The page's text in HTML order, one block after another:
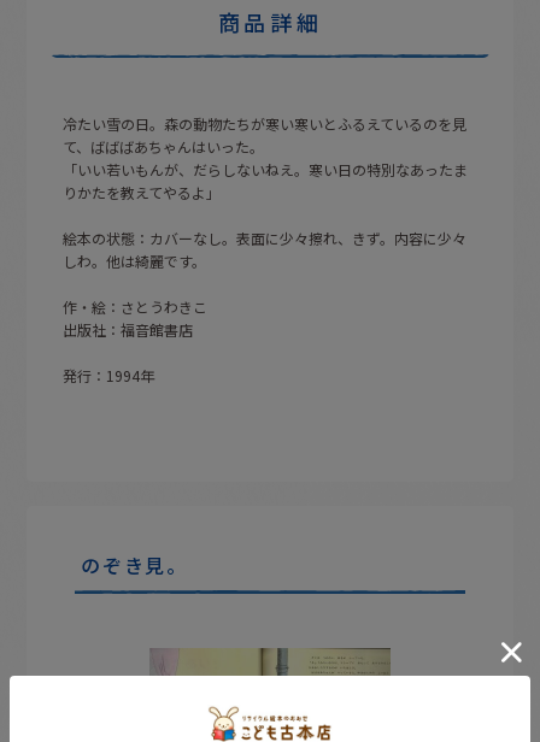
商品詳細
冷たい雪の日。森の動物たちが寒い寒いとふるえているのを見
て、ばばばあちゃんはいった。
「いい若いもんが、だらしないねえ。寒い日の特別なあったま
りかたを教えてやるよ」
絵本の状態：カバーなし。表面に少々擦れ、きず。内容に少々
しわ。他は綺麗です。
作・絵：さとうわきこ
出版社：福音館書店
発行：1994年
のぞき見。